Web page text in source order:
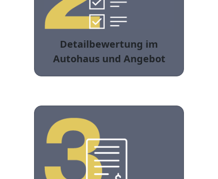
Detailbewertung im
Autohaus und Angebot